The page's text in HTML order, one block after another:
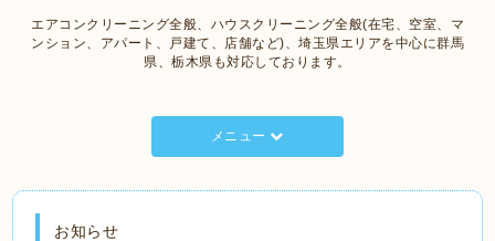
エアコンクリーニング全般、ハウスクリーニング全般(在宅、空室、マ
ンション、アパート、戸建て、店舗など)、埼玉県エリアを中心に群馬
県、栃木県も対応しております。
メニュー
お知らせ